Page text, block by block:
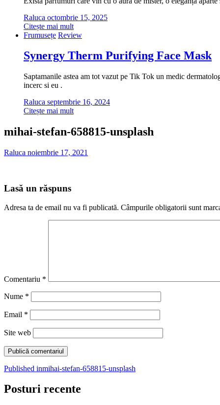
Raluca octombrie 15, 2025
Citește mai mult
Frumusețe Review
Synergy Therm Purifying Face Mask
Saptamanile astea am tot vazut pe Tik Tok un medic
incerc si eu .
Raluca septembrie 16, 2024
Citește mai mult
mihai-stefan-658815-unsplash
Raluca noiembrie 17, 2021
Lasă un răspuns
Adresa ta de email nu va fi publicată. Câmpurile obligatorii sunt
Comentariu *
Nume *
Email *
Site web
Navigare
în
articole
Published inmihai-stefan-658815-unsplash
Posturi recente